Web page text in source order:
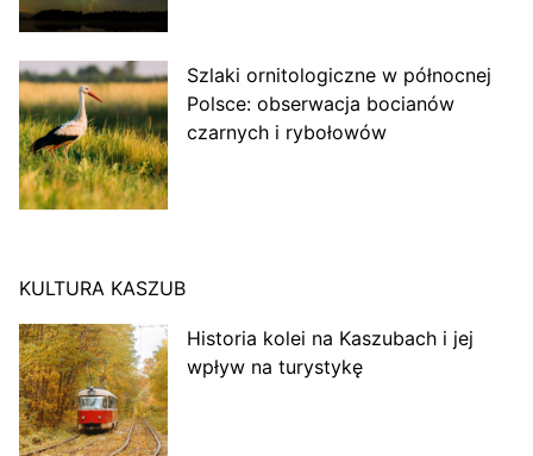
Szlaki ornitologiczne w północnej
Polsce: obserwacja bocianów
czarnych i rybołowów
KULTURA KASZUB
Historia kolei na Kaszubach i jej
wpływ na turystykę